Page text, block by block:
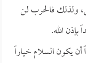
ولذلك فالحرب لن
بإذن الله.
يكون السلام خياراً